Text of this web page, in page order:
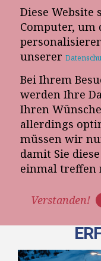
Diese Website
Computer, um
unserer
Bei Ihrem
werden Ihre
Ihren
allerdings
müssen wir
damit Sie
einmal treffen
Verstanden!
E-Mail-